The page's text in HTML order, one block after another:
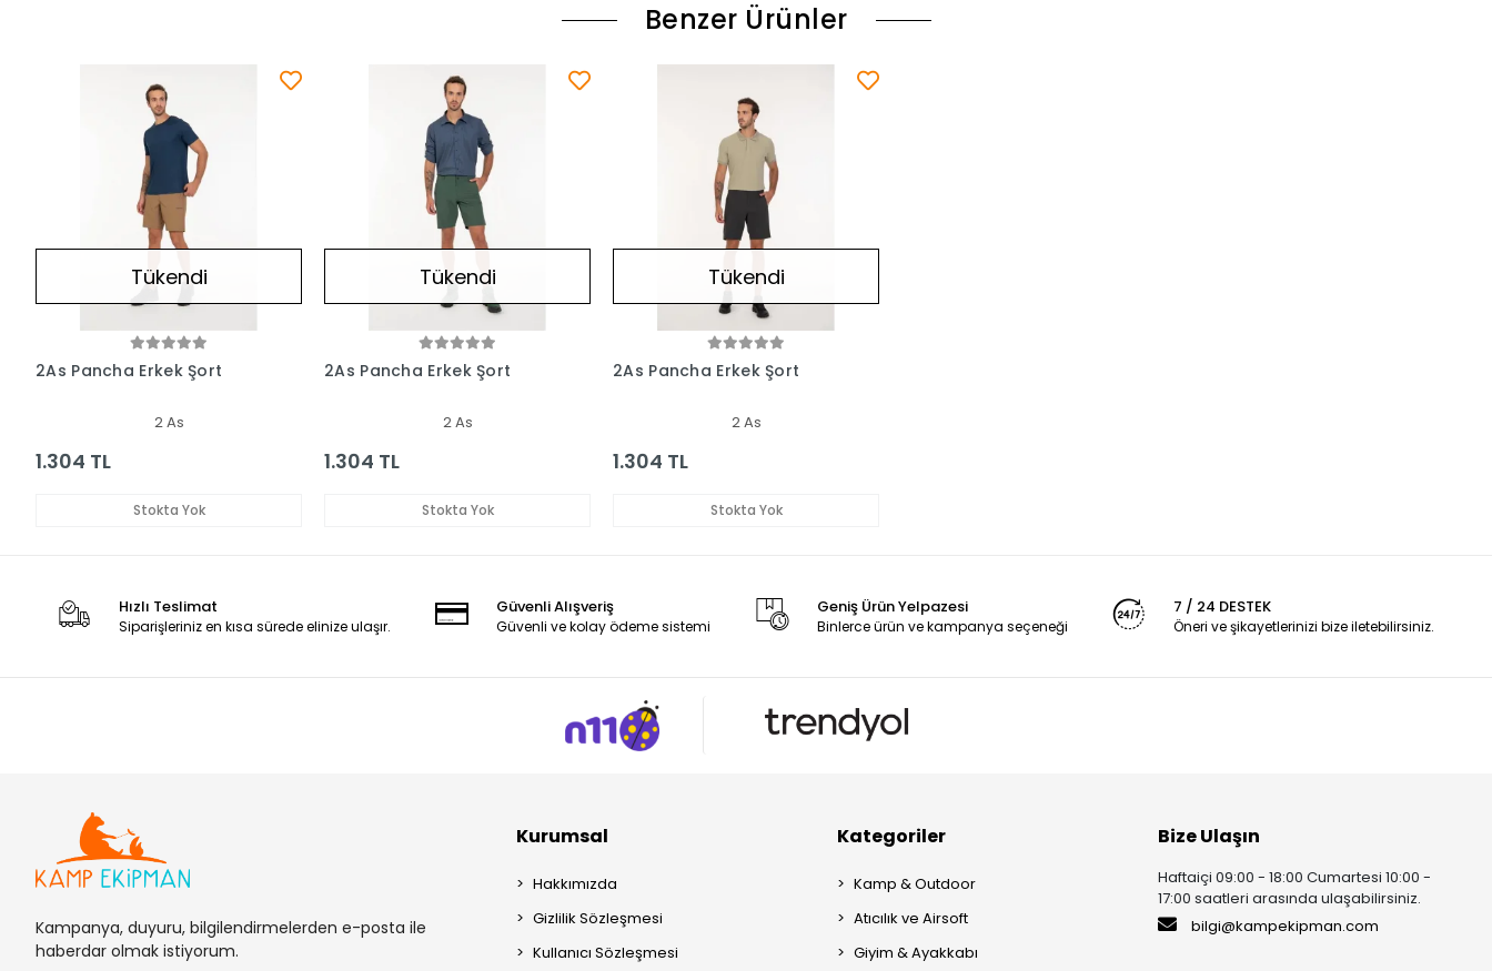
Benzer Ürünler
Tükendi
2As Pancha Erkek Şort
2 As
1.304 TL
Stokta Yok
Tükendi
2As Pancha Erkek Şort
2 As
1.304 TL
Stokta Yok
Tükendi
2As Pancha Erkek Şort
2 As
1.304 TL
Stokta Yok
Hızlı Teslimat
Siparişleriniz en kısa sürede elinize ulaşır.
Güvenli Alışveriş
Güvenli ve kolay ödeme sistemi
Geniş Ürün Yelpazesi
Binlerce ürün ve kampanya seçeneği
7 / 24 DESTEK
Öneri ve şikayetlerinizi bize iletebilirsiniz.
Kampanya, duyuru, bilgilendirmelerden e-posta ile
haberdar olmak istiyorum.
Kurumsal
Hakkımızda
Gizlilik Sözleşmesi
Kullanıcı Sözleşmesi
Kategoriler
Kamp & Outdoor
Atıcılık ve Airsoft
Giyim & Ayakkabı
Bize Ulaşın
Haftaiçi 09:00 - 18:00 Cumartesi 10:00 -
17:00 saatleri arasında ulaşabilirsiniz.
bilgi@kampekipman.com